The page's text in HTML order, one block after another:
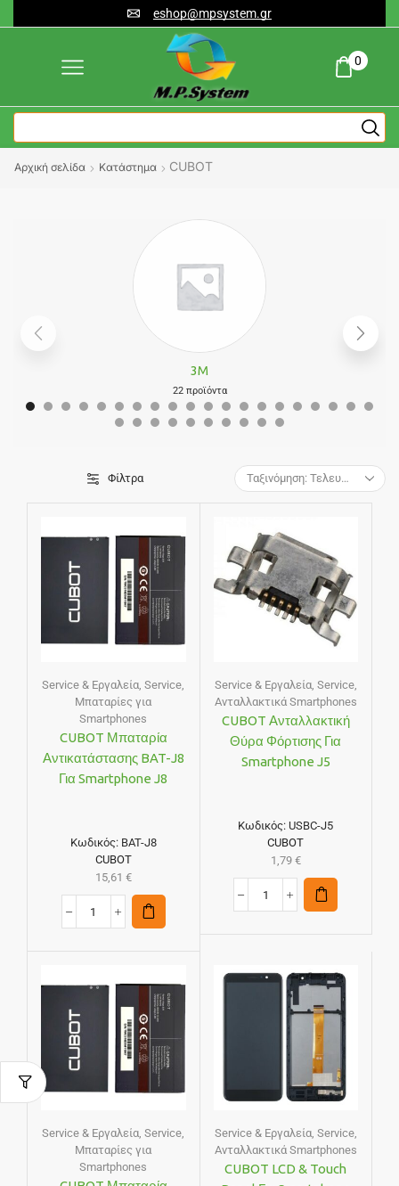
eshop@mpsystem.gr
0
Αρχική σελίδα Κατάστημα CUBOT
3M
22 προϊόντα
Φίλτρα
Service & Εργαλεία ,Service
Μπαταρίες για
Smartphones
CUBOT Μπαταρία
Αντικατάστασης BAT-J8
Για Smartphone J8
Κωδικός: BAT-J8
CUBOT
15,61 €
Service & Εργαλεία, Service,
Ανταλλακτικά Smartphones
CUBOT Ανταλλακτική
Θύρα Φόρτισης Για
Smartphone J5
Κωδικός: USBC-J5
CUBOT
1,79 €
Service & Εργαλεία ,Service
Μπαταρίες για
Smartphones
Service & Εργαλεία, Service,
Ανταλλακτικά Smartphones
CUBOT LCD & Touch